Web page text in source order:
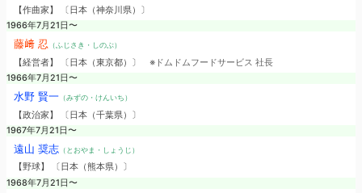
【作曲家】 〔日本（神奈川県）〕
1966年7月21日〜
藤﨑 忍 （ふじさき・しのぶ）
【経営者】 〔日本（東京都）〕 ※ドムドムフードサービス 社長
1966年7月21日〜
水野 賢一（みずの・けんいち）
【政治家】 〔日本（千葉県）〕
1967年7月21日〜
遠山 奨志（とおやま・しょうじ）
【野球】 〔日本（熊本県）〕
1968年7月21日〜